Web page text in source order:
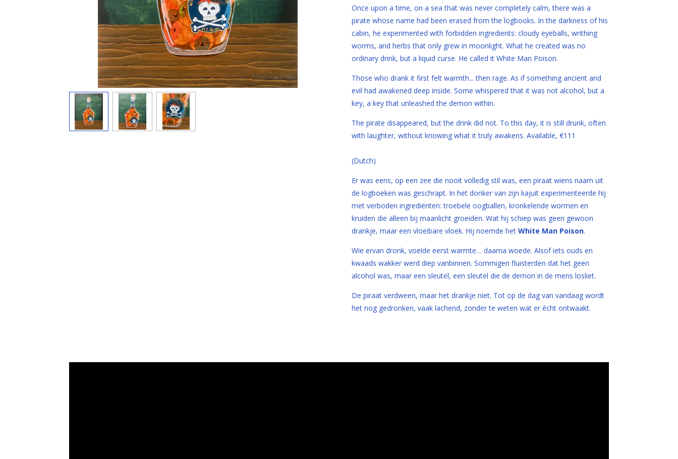
Once upon a time, on a sea that was never completely calm, there was a
pirate whose name had been erased from the logbooks. In the darkness of his
cabin, he experimented with forbidden ingredients: cloudy eyeballs, writhing
worms, and herbs that only grew in moonlight. What he created was no
ordinary drink, but a liquid curse. He called it White Man Poison.
Those who drank it first felt warmth... then rage. As if something ancient and
evil had awakened deep inside. Some whispered that it was not alcohol, but a
key, a key that unleashed the demon within.
The pirate disappeared, but the drink did not. To this day, it is still drunk, often
with laughter, without knowing what it truly awakens. Available, €111
(Dutch)
Er was eens, op een zee die nooit volledig stil was, een piraat wiens naam uit
de logboeken was geschrapt. In het donker van zijn kajuit experimenteerde hij
met verboden ingrediënten: troebele oogballen, kronkelende wormen en
kruiden die alleen bij maanlicht groeiden. Wat hij schiep was geen gewoon
drankje, maar een vloeibare vloek. Hij noemde het White Man Poison.
Wie ervan dronk, voelde eerst warmte… daarna woede. Alsof iets ouds en
kwaads wakker werd diep vanbinnen. Sommigen fluisterden dat het geen
alcohol was, maar een sleutel, een sleutel die de demon in de mens losliet.
De piraat verdween, maar het drankje niet. Tot op de dag van vandaag wordt
het nog gedronken, vaak lachend, zonder te weten wat er écht ontwaakt.